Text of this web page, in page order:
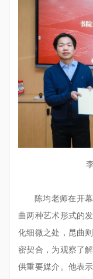
陈均老师在开
曲两种艺术形式的
化细微之处，昆曲
密契合，为观察了
供重要媒介。他表